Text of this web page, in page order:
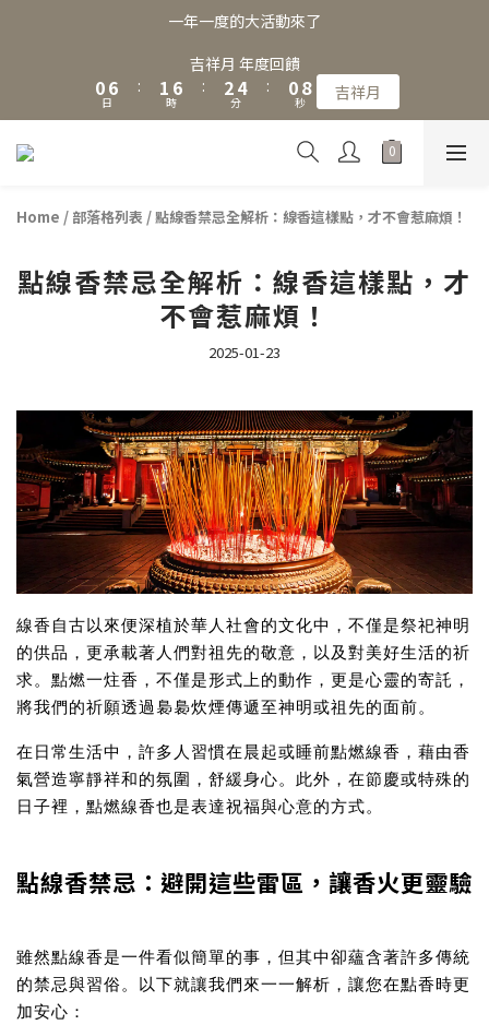
一年一度的大活動來了
吉祥月 年度回饋
06
5
1
0
日
:
1
0
9
6
5
1
0
時
:
5
3
2
1
7
5
4
3
分
:
3
1
07
6
5
4
2
1
秒 吉祥月
Home / 部落格列表 /點線香禁忌全解析：線香這樣點，才不會惹麻煩！
點線香禁忌全解析：線香這樣點，才
不會惹麻煩！
2025-01-23
線香自古以來便深植於華人社會的文化中，不僅是祭祀神明
的供品，更承載著人們對祖先的敬意，以及對美好生活的祈
求。點燃一炷香，不僅是形式上的動作，更是心靈的寄託，
將我們的祈願透過裊裊炊煙傳遞至神明或祖先的面前。
在日常生活中，許多人習慣在晨起或睡前點燃線香，藉由香
氣營造寧靜祥和的氛圍，舒緩身心。此外，在節慶或特殊的
日子裡，點燃線香也是表達祝福與心意的方式。
點線香禁忌：避開這些雷區，讓香火更靈驗
雖然點線香是一件看似簡單的事，但其中卻蘊含著許多傳統
的禁忌與習俗。以下就讓我們來一一解析，讓您在點香時更
加安心：